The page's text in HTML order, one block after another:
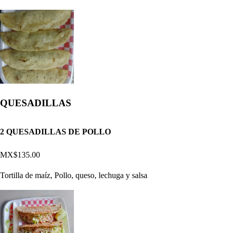
QUESADILLAS
2 QUESADILLAS DE POLLO
MX$135.00
Tortilla de maíz, Pollo, queso, lechuga y salsa